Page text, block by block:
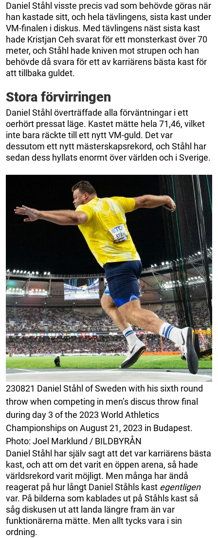
Daniel Ståhl visste precis vad som behövde göras när
han kastade sitt, och hela tävlingens, sista kast under
VM-finalen i diskus. Med tävlingens näst sista kast
hade Kristjan Ceh svarat för ett monsterkast över 70
meter, och Ståhl hade kniven mot strupen och han
behövde då svara för ett av karriärens bästa kast för
att tillbaka guldet.
Stora förvirringen
Daniel Ståhl överträffade alla förväntningar i ett
oerhört pressat läge. Kastet mätte hela 71,46, vilket
inte bara räckte till ett nytt VM-guld. Det var
dessutom ett nytt mästerskapsrekord, och Ståhl har
sedan dess hyllats enormt över världen och i Sverige.
230821 Daniel Ståhl of Sweden with his sixth round
throw when competing in men’s discus throw final
during day 3 of the 2023 World Athletics
Championships on August 21, 2023 in Budapest.
Photo: Joel Marklund / BILDBYRÅN
Daniel Ståhl har själv sagt att det var karriärens bästa
kast, och att om det varit en öppen arena, så hade
världsrekord varit möjligt. Men många har ändå
reagerat på hur långt Daniel Ståhls kast egentligen
var. På bilderna som kablades ut på Ståhls kast så
såg diskusen ut att landa längre fram än var
funktionärerna mätte. Men allt tycks vara i sin
ordning.